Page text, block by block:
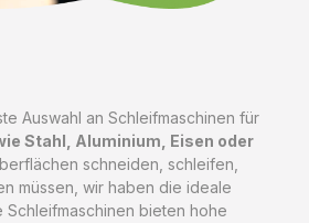
Auswahl an Schleifmaschinen für
Stahl, Aluminium, Eisen oder
schneiden, schleifen,
müssen, wir haben die ideale
Schleifmaschinen bieten hohe